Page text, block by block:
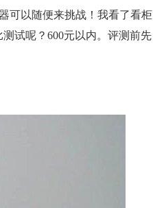
可以随便来挑战！我看了看柜
试呢？600元以内。评测前先